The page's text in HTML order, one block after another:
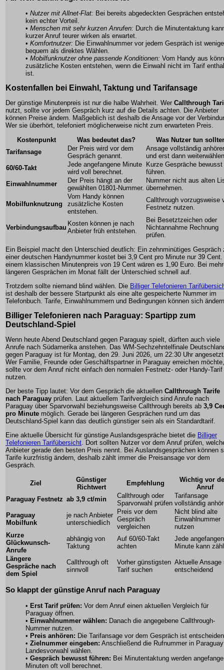
• Nutzer mit Allnet-Flat: Bei bereits abgedeckten Gesprächen
kein echter Vorteil.
• Menschen mit sehr kurzen Anrufen: Durch die Minutentaktung
kurzer Anruf teurer wirken als erwartet.
• Komfortnutzer: Die Einwahlnummer vor jedem Gespräch ist
bequem als direktes Wählen.
• Mobilfunknutzer ohne passende Konditionen: Vom Handy aus
zusätzliche Kosten entstehen, wenn die Einwahl nicht im Tarif
ist.
Kostenfallen bei Einwahl, Taktung und Tarifansage
Der günstige Minutenpreis ist nur die halbe Wahrheit. Wer Callthrough
nutzt, sollte vor jedem Gespräch kurz auf die Details achten. Die Anbieter
können Preise ändern. Maßgeblich ist deshalb die Ansage vor der
Wer sie überhört, telefoniert möglicherweise nicht zum erwarteten Preis.
Kostenpunkt
Was bedeutet das?
Was Nutzer tun
Tarifansage
Der Preis wird vor dem
Gespräch genannt.
Ansage vollständig
und erst dann
60/60-Takt
Jede angefangene Minute
wird voll berechnet.
Kurze Gespräche bewusst
führen.
Einwahlnummer
Der Preis hängt an der
gewählten 01801-Nummer.
Nummer nicht aus alten
übernehmen.
Mobilfunknutzung
Vom Handy können
zusätzliche Kosten
entstehen.
Callthrough vorzugsweise
Festnetz nutzen.
Verbindungsaufbau
Kosten können je nach
Anbieter früh entstehen.
Bei Besetztzeichen oder
Nichtannahme Rechnung
prüfen.
Ein Beispiel macht den Unterschied deutlich: Ein zehnminütiges Gespräch
einer deutschen Handynummer kostet bei 3,9 Cent pro Minute nur 39
einem klassischen Minutenpreis von 19 Cent wären es 1,90 Euro. Bei
längeren Gesprächen im Monat fällt der Unterschied schnell auf.
Trotzdem sollte niemand blind wählen. Die Billiger Telefonieren
ist deshalb der bessere Startpunkt als eine alte gespeicherte Nummer im
Telefonbuch. Tarife, Einwahlnummern und Bedingungen können sich
Billiger Telefonieren nach Paraguay: Spartipp zum
Deutschland-Spiel
Wenn heute Abend Deutschland gegen Paraguay spielt, dürften auch viele
Anrufe nach Südamerika anstehen. Das WM-Sechzehntelfinale
gegen Paraguay ist für Montag, den 29. Juni 2026, um 22:30 Uhr
Wer Familie, Freunde oder Geschäftspartner in Paraguay erreichen möchte,
sollte vor dem Anruf nicht einfach den normalen Festnetz- oder Handy-Tarif
nutzen.
Der beste Tipp lautet: Vor dem Gespräch die aktuellen Callthrough Tarife
nach Paraguay prüfen. Laut aktuellem Tarifvergleich sind Anrufe nach
Paraguay über Sparvorwahl beziehungsweise Callthrough bereits ab 3,9
pro Minute möglich. Gerade bei längeren Gesprächen rund um das
Deutschland-Spiel kann das deutlich günstiger sein als ein Standardtarif.
Eine aktuelle Übersicht für günstige Auslandsgespräche bietet die Billiger
Telefonieren Tarifübersicht. Dort sollten Nutzer vor dem Anruf prüfen,
Anbieter gerade den besten Preis nennt. Bei Auslandsgesprächen können
Tarife kurzfristig ändern, deshalb zählt immer die Preisansage vor dem
Gespräch.
Ziel
Günstiger
Richtwert
Empfehlung
Wichtig vor
Anruf
Paraguay Festnetz ab 3,9 ct/min
Callthrough oder
Sparvorwahl prüfen
Tarifansage
vollständig
Paraguay
Mobilfunk
je nach Anbieter
unterschiedlich
Preis vor dem
Gespräch
vergleichen
Nicht blind alte
Einwahlnummer
nutzen
Kurze
Glückwunsch-
Anrufe
abhängig von
Taktung
Auf 60/60-Takt
achten
Jede
Minute kann
Längere
Gespräche nach
dem Spiel
Callthrough oft
sinnvoll
Vorher günstigsten
Tarif suchen
Aktuelle Ansage
entscheidend
So klappt der günstige Anruf nach Paraguay
• Erst Tarif prüfen: Vor dem Anruf einen aktuellen Vergleich für
Paraguay öffnen.
• Einwahlnummer wählen: Danach die angegebene Callthrough-
Nummer nutzen.
• Preis anhören: Die Tarifansage vor dem Gespräch ist
• Zielnummer eingeben: Anschließend die Rufnummer in
Landesvorwahl wählen.
• Gespräch bewusst führen: Bei Minutentaktung werden
Minuten oft voll berechnet.